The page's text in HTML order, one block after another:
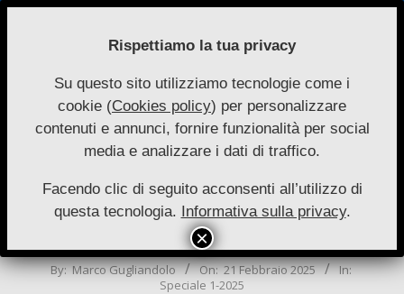
Skip
Nuove
Autonomie
Primary
Navigation
Menu
mercato sul sistema delle fonti. Quale
futuro per il diritto oggettivo? Una
riflessione sul ruolo dell’innovazione
By: Marco Gugliandolo On: 21 Febbraio 2025
In:
Speciale 1-2025
Rispettiamo la tua privacy
Su questo sito utilizziamo tecnologie come i
cookie (Cookies policy) per personalizzare
contenuti e annunci, fornire funzionalità per social
media e analizzare i dati di traffico.
Facendo clic di seguito acconsenti all’utilizzo di
questa tecnologia. Informativa sulla privacy.